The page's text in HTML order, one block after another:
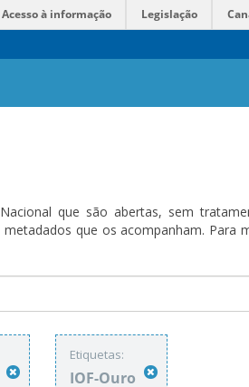
Acesso à informação Legislação
que são abertas, sem
que os acompanham. Para
Etiquetas:
IOF-Ouro